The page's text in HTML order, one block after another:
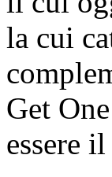
la cui
Get
essere